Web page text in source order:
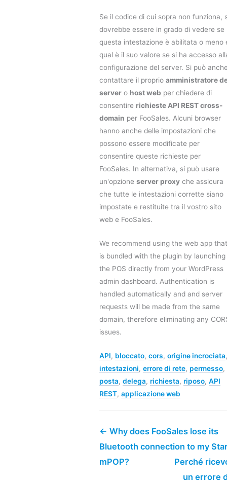
Se il codice di cui sopra non funziona,
dovrebbe essere in grado di vedere se
questa intestazione è abilitata o meno
qual è il suo valore se si ha accesso
configurazione del server. Si può
contattare il proprio amministratore
server o host web per chiedere di
consentire richieste API REST cross-
domain per FooSales. Alcuni browser
hanno anche delle impostazioni che
possono essere modificate per
consentire queste richieste per
FooSales. In alternativa, si può usare
un'opzione server proxy che assicura
che tutte le intestazioni corrette siano
impostate e restituite tra il vostro sito
web e FooSales.
We recommend using the web app that
is bundled with the plugin by launching
the POS directly from your WordPress
admin dashboard. Authentication is
handled automatically and and server
requests will be made from the same
domain, therefore eliminating any
issues.
API, bloccato, cors, origine incrociata,
intestazioni, errore di rete, permesso,
posta, delega, richiesta, riposo, API
REST, applicazione web
← Why does FooSales lose its
Bluetooth connection to my
mPOP?
Perché
un errore